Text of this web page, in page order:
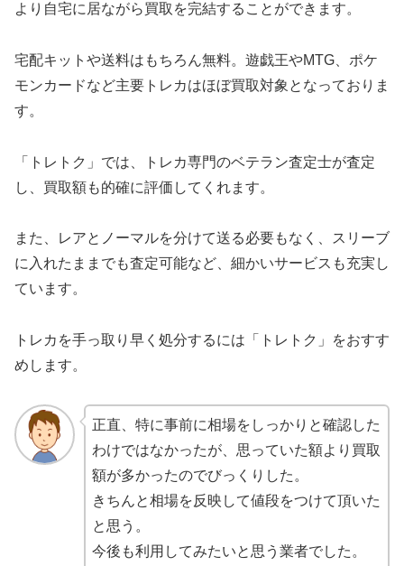
より自宅に居ながら買取を完結することができます。
宅配キットや送料はもちろん無料。遊戯王やMTG、ポケ
モンカードなど主要トレカはほぼ買取対象となっておりま
す。
「トレトク」では、トレカ専門のベテラン査定士が査定
し、買取額も的確に評価してくれます。
また、レアとノーマルを分けて送る必要もなく、スリーブ
に入れたままでも査定可能など、細かいサービスも充実し
ています。
トレカを手っ取り早く処分するには「トレトク」をおすす
めします。
正直、特に事前に相場をしっかりと確認した
わけではなかったが、思っていた額より買取
額が多かったのでびっくりした。
きちんと相場を反映して値段をつけて頂いた
と思う。
今後も利用してみたいと思う業者でした。